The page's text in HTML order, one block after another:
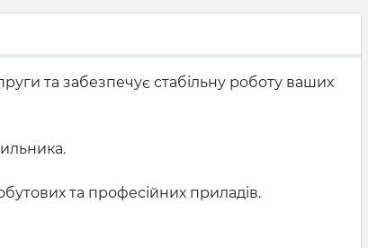
та забезпечує стабільну роботу ваших
та професійних приладів.